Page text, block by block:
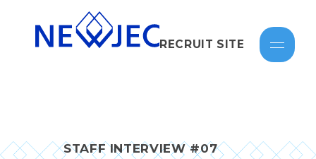
RECRUIT SITE
STAFF INTERVIEW #07